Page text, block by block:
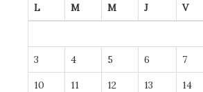
L M M J V
3 4 5 6 7
10 11 12 13 14